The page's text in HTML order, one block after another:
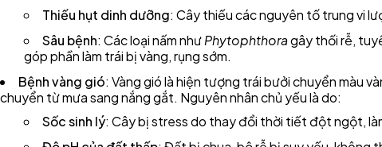
Thiếu hụt dinh dưỡng: Cây thiếu các nguyên tố trung vi
Sâu bệnh: Các loại nấm nhưPhytophthoragây thối rễ,
góp phần làm trái bị vàng, rụng sớm.
Bệnh vàng gió: Vàng gió là hiện tượng trái bưởi chuyển màu
chuyển từ mưa sang nắng gắt. Nguyên nhân chủ yếu là do:
Sốc sinh lý: Cây bị stress do thay đổi thời tiết đột ngột,